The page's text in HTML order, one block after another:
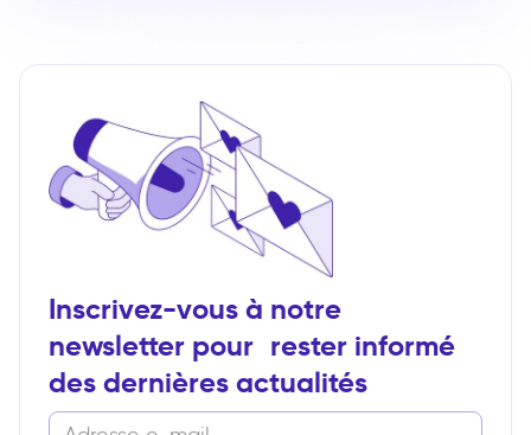
Inscrivez-vous à notre
newsletter pour rester informé
des dernières actualités